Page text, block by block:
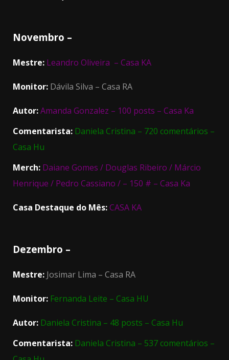
Novembro –
Mestre: Leandro Oliveira – Casa KA
Monitor: Dávila Silva – Casa RA
Autor:Amanda Gonzalez – 100 posts – Casa Ka
Comentarista: Daniela Cristina – 720 comentários –
Casa Hu
Merch: Daiane Gomes / Douglas Ribeiro / Márcio
Henrique / Pedro Cassiano / – 150 # – Casa Ka
Casa Destaque do Mês:CASA KA
Dezembro –
Mestre: Josimar Lima – Casa RA
Monitor: Fernanda Leite – Casa HU
Autor: Daniela Cristina – 48 posts – Casa Hu
Comentarista: Daniela Cristina – 537 comentários –